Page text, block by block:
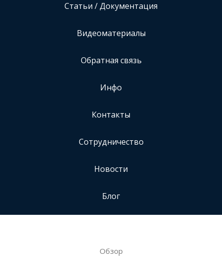
Статьи / Документация
Видеоматериалы
Обратная связь
Инфо
Контакты
Сотрудничество
Новости
Блог
Обзор